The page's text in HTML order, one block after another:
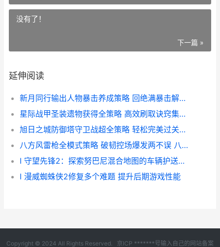
没有了！
下一篇 »
延伸阅读
新月同行输出人物暴击养成策略 回绝满暴击解开更高伤害
星际战甲圣装遗物获得全策略 高效刷取诀窍集合 星际战甲遗物圣装掉落
旭日之城防御塔守卫战超全策略 轻松完美过关不是梦 旭日之城防御塔20关攻略
八方风雷枪全模式策略 破韧控场爆发两不误 八方击怎么用
I 守望先锋2：探索努巴尼混合地图的车辆护送路径
I 漫威蜘蛛侠2修复多个难题 提升后期游戏性能
Copyright © 2024 All Rights Reserved. 京ICP *******号输入自己的网站备案